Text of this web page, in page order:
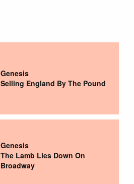
Genesis
Selling England By The Pound
Genesis
The Lamb Lies Down On
Broadway